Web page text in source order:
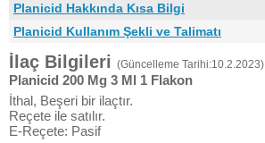
Planicid Hakkında Kısa Bilgi
Planicid Kullanım Şekli ve Talimatı
İlaç Bilgileri (Güncelleme Tarihi:10.2.2023)
Planicid 200 Mg 3 Ml 1 Flakon
İthal, Beşeri bir ilaçtır.
Reçete ile satılır.
E-Reçete: Pasif